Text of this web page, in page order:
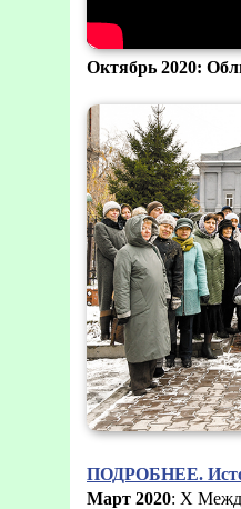
Октябрь 2020:
ПОДРОБНЕЕ.
Март 2020: Х